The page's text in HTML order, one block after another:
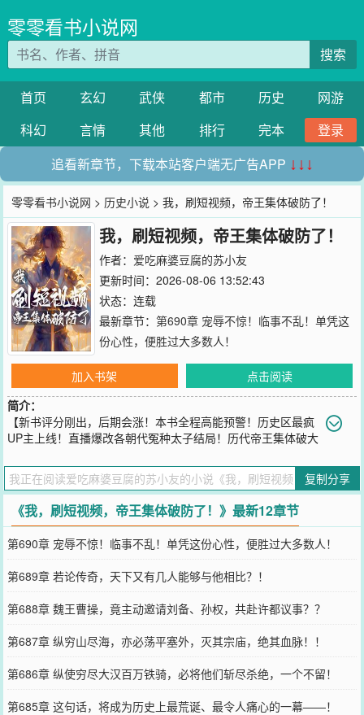
零零看书小说网
搜索
首页 玄幻 武侠 都市 历史
网游
科幻
言情 其他 排行 完本
登录
追看新章节，下载本站客户端无广告APP ↓↓↓
零零看书小说网 > 历史小说 > 我，刷短视频，帝王集体破防了！
我，刷短视频，帝王集体破防了！
作者： 爱吃麻婆豆腐的苏小友
更新时间：2026-08-06 13:52:43
状态：连载
最新章节： 第690章 宠辱不惊！临事不乱！单凭这
份心性，便胜过大多数人！
加入书架
点击阅读
简介：
【新书评分刚出，后期会涨！本书全程高能预警！历史区最疯
UP主上线！直播爆改各朝代冤种太子结局！历代帝王集体破大
时空——\n大秦烽烟中扶苏剑指章台宫：\n\"蒙恬！三十万铁骑踏不平
咸阳，就拿赵高头颅祭旗！\"\n玄武门前李承乾染血轻笑：\"二哥，这
次换我当天策上将如何？\"\n应天城楼上朱标劈碎丹墀：\n\"蓝玉！若
孤活不过明日，就让老四的头颅给城门换新漆！\"\n平行时空天幕画风
逐渐失控：\n嬴政踹翻炼丹炉狂笑：\"这才配当大秦锐士！”\n“来人！
把胡亥塞进兵马俑方阵！\"\n李世民抱着吐血的魏征嘶吼：\n\"承乾住
手！朕现在就把《起居注》烧给你！\"\n朱元璋边哭边拆宫墙：\n\"天
幕你丧良心！”\n“标儿要有个好歹，咱把皇子全塞长城里！\"\n而李阳
看着暴涨打赏笑出鹅叫声：\n【嬴政打赏传国玉玺x1，附言：速更！
寡人要看胡亥修陵vlog！】\n【李世民打赏凌烟阁召唤卡，备注：承
乾我儿，皇位这就刻你碑上！】\n【朱元璋打赏百万铁骑体验卡：标
儿莫信谣言！爹这就废了老四！】\n当平行时空的疯批太子们手握剧
本，历史迎来最癫狂的打开方式——\"这史书，该换我们执笔了
您要是觉得《我，刷短视频，帝王集体破防了！》还不错的话请不要
忘记向您QQ群和微博微信里的朋友推荐哦！
复制分享
《我，刷短视频，帝王集体破防了！》最新12章节
第690章 宠辱不惊！临事不乱！单凭这份心性，便胜过大多数人！
第689章 若论传奇，天下又有几人能够与他相比？！
第688章 魏王曹操，竟主动邀请刘备、孙权，共赴许都议事？？
第687章 纵穷山尽海，亦必荡平塞外，灭其宗庙，绝其血脉！！
第686章 纵使穷尽大汉百万铁骑，必将他们斩尽杀绝，一个不留！
第685章 这句话，将成为历史上最荒诞、最令人痛心的一幕——！